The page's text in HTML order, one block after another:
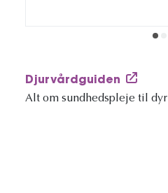
Djurvårdguiden
Alt om sundhedspleje til dyr